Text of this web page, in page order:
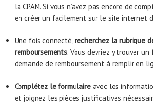
la CPAM. Si vous n’avez pas encore de
en créer un facilement sur le site internet
Une fois connecté,recherchez la rubrique
remboursements. Vous devriez y trouver un
demande de remboursement à remplir en
Complétez le formulaire avec les
et joignez les pièces justificatives